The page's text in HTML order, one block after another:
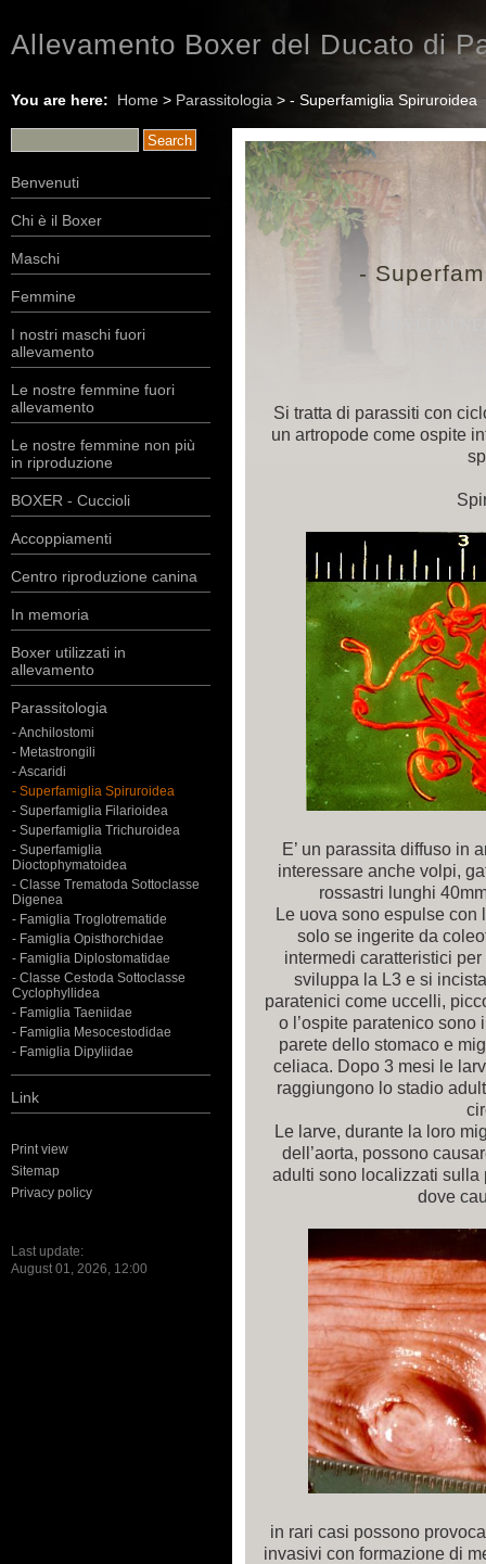
Allevamento Boxer del Ducato di
You are here: Home > Parassitologia > - Superfamiglia Spiruroidea
Benvenuti
Chi è il Boxer
Maschi
Femmine
I nostri maschi fuori
allevamento
Le nostre femmine fuori
allevamento
Le nostre femmine non più
in riproduzione
BOXER - Cuccioli
Accoppiamenti
Centro riproduzione canina
In memoria
Boxer utilizzati in
allevamento
Parassitologia
- Anchilostomi
- Metastrongili
- Ascaridi
- Superfamiglia Spiruroidea
- Superfamiglia Filarioidea
- Superfamiglia Trichuroidea
- Superfamiglia
Dioctophymatoidea
- Classe Trematoda Sottoclasse
Digenea
- Famiglia Troglotrematide
- Famiglia Opisthorchidae
- Famiglia Diplostomatidae
- Classe Cestoda Sottoclasse
Cyclophyllidea
- Famiglia Taeniidae
- Famiglia Mesocestodidae
- Famiglia Dipyliidae
Link
Print view
Sitemap
Privacy policy
Last update:
August 01, 2026, 12:00
-
Si tratta di parassiti con
un artropode come ospite
E’ un parassita diffuso in
interessare anche volpi,
rossastri lunghi
Le uova sono espulse con
solo se ingerite da
intermedi caratteristici
sviluppa la L3 e si
paratenici come uccelli,
o l’ospite paratenico
parete dello stomaco e
celiaca. Dopo 3 mesi le
raggiungono lo stadio
Le larve, durante la loro
dell’aorta, possono
adulti sono localizzati sulla
dove
in rari casi possono
invasivi con formazione di